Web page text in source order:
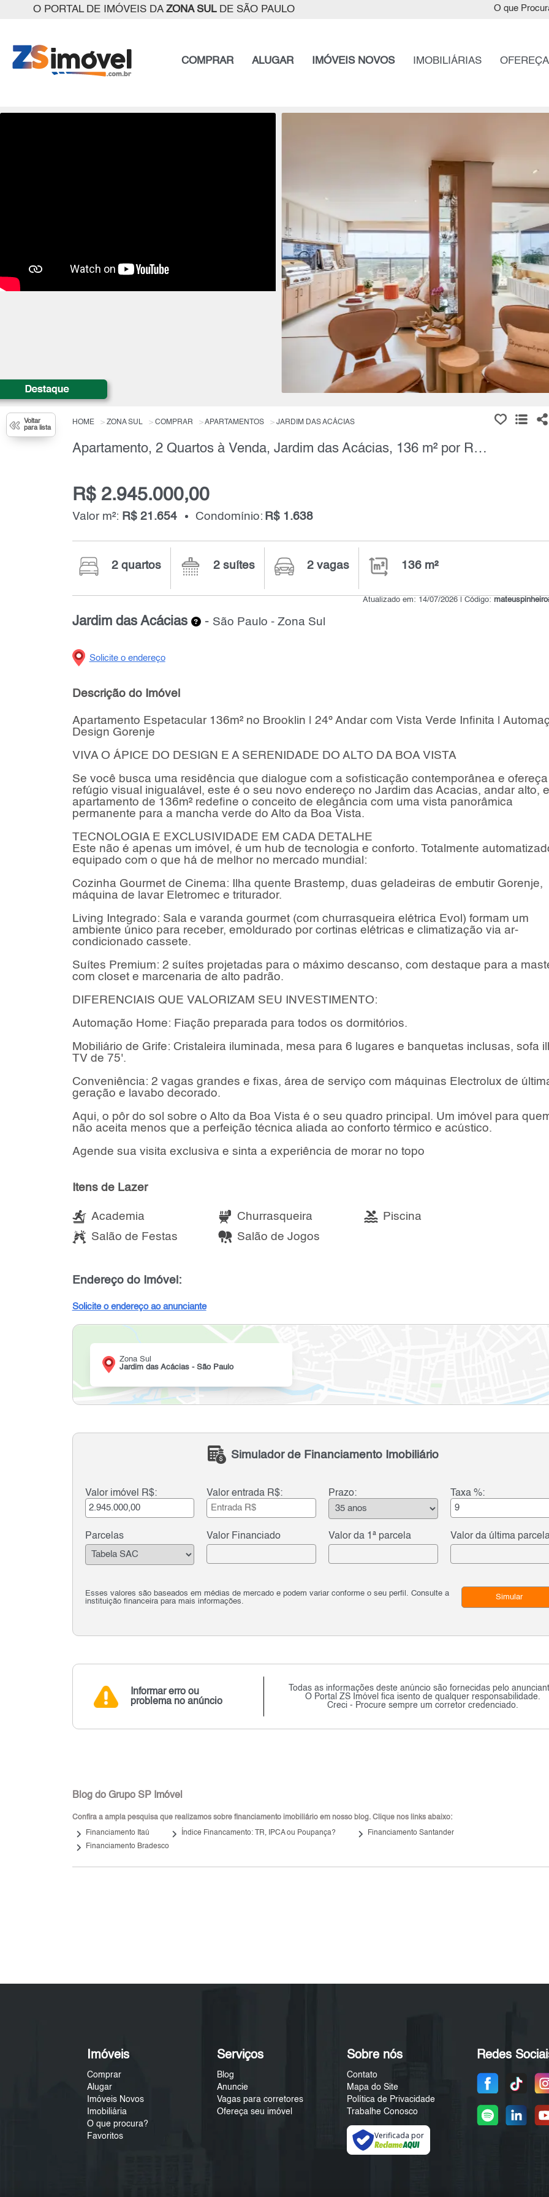
O PORTAL DE IMÓVEIS DA ZONA SULDE SÃO PAULO O que
COMPRAR ALUGAR IMÓVEIS NOVOS IMOBILIÁRIAS
Voltar
para lista
HOME ZONA SUL COMPRAR APARTAMENTOS JARDIM DAS ACÁCIAS
Apartamento, 2 Quartos à Venda, Jardim das Acácias, 136 m² por R$ 2.945.000,00
R$ 2.945.000,00
Valor m²: R$ 21.654 Condomínio: R$ 1.638
2 quartos 2 suítes 2 vagas 136 m²
Atualizado em: 14/07/2026 | Código:
Jardim das Acácias - São Paulo - Zona Sul
Solicite o endereço
Descrição do Imóvel
Apartamento Espetacular 136m² no Brooklin | 24º Andar com Vista Verde Infinita |
Design Gorenje
VIVA O ÁPICE DO DESIGN E A SERENIDADE DO ALTO DA BOA VISTA
Se você busca uma residência que dialogue com a sofisticação contemporânea e
refúgio visual inigualável, este é o seu novo endereço no Jardim das Acacias, andar alto,
apartamento de 136m² redefine o conceito de elegância com uma vista panorâmica
permanente para a mancha verde do Alto da Boa Vista.
TECNOLOGIA E EXCLUSIVIDADE EM CADA DETALHE
Este não é apenas um imóvel, é um hub de tecnologia e conforto. Totalmente
equipado com o que há de melhor no mercado mundial:
Cozinha Gourmet de Cinema: Ilha quente Brastemp, duas geladeiras de embutir Gorenje,
máquina de lavar Eletromec e triturador.
Living Integrado: Sala e varanda gourmet (com churrasqueira elétrica Evol) formam um
ambiente único para receber, emoldurado por cortinas elétricas e climatização via ar-
condicionado cassete.
Suítes Premium: 2 suítes projetadas para o máximo descanso, com destaque para a
com closet e marcenaria de alto padrão.
DIFERENCIAIS QUE VALORIZAM SEU INVESTIMENTO:
Automação Home: Fiação preparada para todos os dormitórios.
Mobiliário de Grife: Cristaleira iluminada, mesa para 6 lugares e banquetas inclusas, sofa
TV de 75'.
Conveniência: 2 vagas grandes e fixas, área de serviço com máquinas Electrolux de
geração e lavabo decorado.
Aqui, o pôr do sol sobre o Alto da Boa Vista é o seu quadro principal. Um imóvel para
não aceita menos que a perfeição técnica aliada ao conforto térmico e acústico.
Agende sua visita exclusiva e sinta a experiência de morar no topo
Itens de Lazer
Academia Churrasqueira
Piscina
Salão de Festas
Salão de Jogos
Endereço do Imóvel:
Solicite o endereço ao anunciante
Zona Sul
Jardim das Acácias - São Paulo
Simulador de Financiamento Imobiliário
Valor imóvel R$: Valor entrada R$: Prazo: Taxa %:
Parcelas Valor Financiado Valor da 1ª parcela Valor da última
Esses valores são baseados em médias de mercado e podem variar conforme o seu perfil. Consulte a
instituição financeira para mais informações.
Simular
Informar erro ou
problema no anúncio
Todas as informações deste anúncio são fornecidas pelo
O Portal ZS Imóvel fica isento de qualquer responsabilidade.
Creci - Procure sempre um corretor credenciado.
Blog do Grupo SP Imóvel
Confira a ampla pesquisa que realizamos sobre financiamento imobiliário em nosso blog. Clique nos links abaixo:
keyboard_arrow_right Financiamento Itaú keyboard_arrow_right Índice Financamento: TR, IPCA ou Poupança? keyboard_arrow_right Financiamento Santander
keyboard_arrow_right Financiamento Bradesco
Imóveis
Comprar
Alugar
Imóveis Novos
Imobiliária
O que procura?
Favoritos
Serviços
Blog
Anuncie
Vagas para corretores
Ofereça seu imóvel
Sobre nós
Contato
Mapa do Site
Política de Privacidade
Trabalhe Conosco
Verificada por
Redes